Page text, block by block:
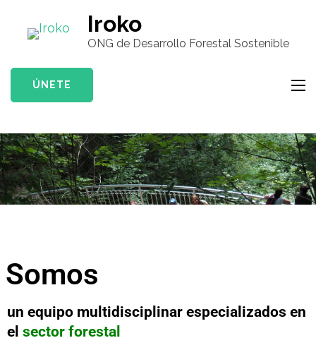
Iroko
ONG de Desarrollo Forestal Sostenible
ÚNETE
Somos
un equipo multidisciplinar especializados en
el sector forestal